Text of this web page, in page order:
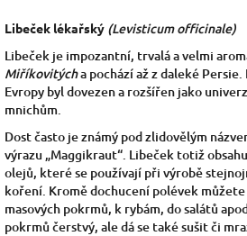
Libeček lékařský (Levisticum officinale)
Libeček je impozantní, trvalá a velmi
Miříkovitýcha pochází až z daleké
Evropy byl dovezen a rozšířen jako
mnichům.
Dost často je známý pod zlidovělým
výrazu „Maggikraut“. Libeček totiž
olejů, které se používají při výrobě
koření. Kromě dochucení polévek
masových pokrmů, k rybám, do salátů
pokrmů čerstvý, ale dá se také sušit či